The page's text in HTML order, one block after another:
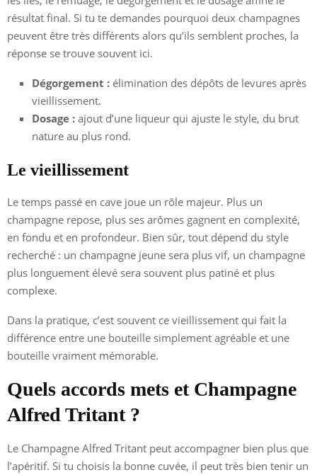
résultat final. Si tu te demandes pourquoi deux champagnes
peuvent être très différents alors qu’ils semblent proches, la
réponse se trouve souvent ici.
Dégorgement : élimination des dépôts de levures après
vieillissement.
Dosage : ajout d’une liqueur qui ajuste le style, du brut
nature au plus rond.
Le vieillissement
Le temps passé en cave joue un rôle majeur. Plus un
champagne repose, plus ses arômes gagnent en complexité,
en fondu et en profondeur. Bien sûr, tout dépend du style
recherché : un champagne jeune sera plus vif, un champagne
plus longuement élevé sera souvent plus patiné et plus
complexe.
Dans la pratique, c’est souvent ce vieillissement qui fait la
différence entre une bouteille simplement agréable et une
bouteille vraiment mémorable.
Quels accords mets et Champagne
Alfred Tritant ?
Le Champagne Alfred Tritant peut accompagner bien plus que
l’apéritif. Si tu choisis la bonne cuvée, il peut très bien tenir un